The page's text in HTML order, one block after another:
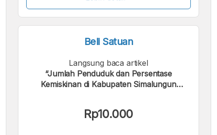
Beli Satuan
Langsung baca artikel
“Jumlah Penduduk dan Persentase
Kemiskinan di Kabupaten Simalungun
Rp10.000
Kami menerima pembayaran berikut: